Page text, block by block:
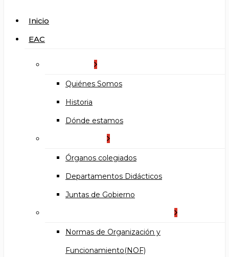
search
Menu
Inicio
EAC
Quiénes Somos
Historia
Dónde estamos
Órganos colegiados
Departamentos Didácticos
Juntas de Gobierno
Normas de Organización y
Funcionamiento(NOF)